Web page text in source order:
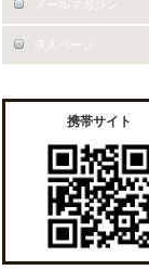
メールマガジン
求人ページ
携帯サイト